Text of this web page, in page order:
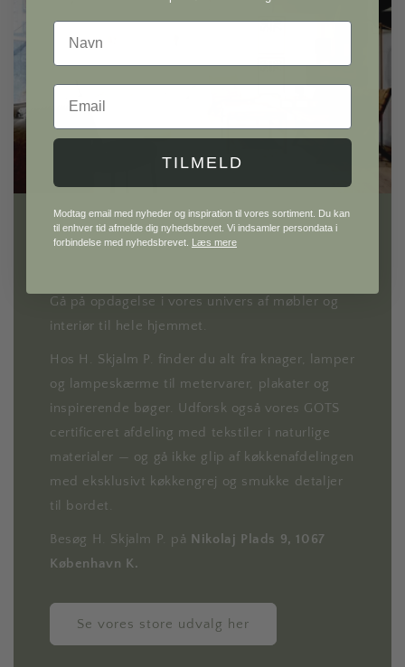
H. Skjalm P.
Gå på opdagelse i vores univers af møbler og
interiør til hele hjemmet.
Hos H. Skjalm P. finder du alt fra knager, lamper
og lampeskærme til metervarer, plakater og
inspirerende bøger. Udforsk også vores GOTS
certificeret afdeling med tekstiler i naturlige
materialer — og gå ikke glip af køkkenafdelingen
med eksklusivt køkkengrej og smukke detaljer
til bordet.
Besøg H. Skjalm P. på Nikolaj Plads 9, 1067
København K.
Se vores store udvalg her
Navn
Email
TILMELD
Modtag email med nyheder og inspiration til vores sortiment. Du kan
til enhver tid afmelde dig nyhedsbrevet. Vi indsamler persondata i
forbindelse med nyhedsbrevet. Læs mere